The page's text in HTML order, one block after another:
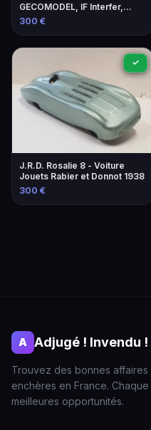
GECOMODEL, IF Interfer,
Jouef, Marklin - Locomotives
et accessoires
300 €
✓
J.R.D. Rosalie 8 - Voiture
Jouets Rabier et Donnot 1938
300 €
A Adjugé ! Invendu !
Trouvez des bonnes
enchères en France.
meilleures opportunités.